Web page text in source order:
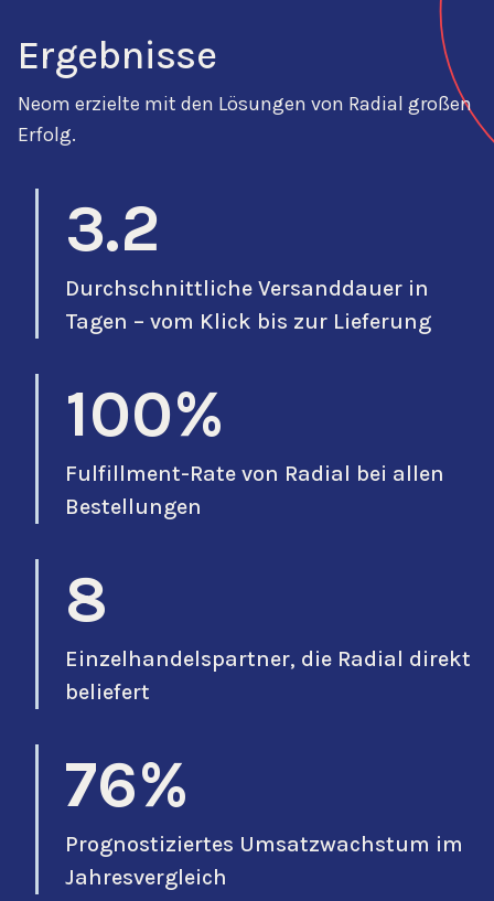
Ergebnisse
Neom erzielte mit den Lösungen von Radial großen
Erfolg.
3.2
Durchschnittliche Versanddauer in
Tagen – vom Klick bis zur Lieferung
100%
Fulfillment-Rate von Radial bei allen
Bestellungen
8
Einzelhandelspartner, die Radial direkt
beliefert
76%
Prognostiziertes Umsatzwachstum im
Jahresvergleich